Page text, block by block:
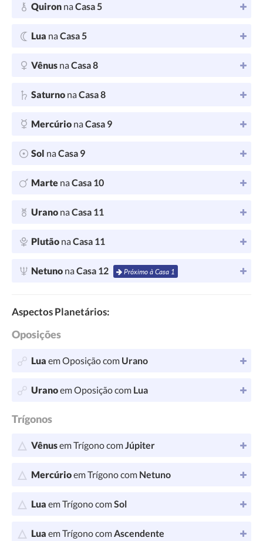
Quiron naCasa 5
Lua naCasa 5
Vênus naCasa 8
Saturno naCasa 8
Mercúrio naCasa 9
Sol naCasa 9
Marte naCasa 10
Urano naCasa 11
Plutão naCasa 11
Netuno naCasa 12 Próximo à Casa 1
Aspectos Planetários:
Oposições
Lua em Oposição com Urano
Uranoem Oposição com Lua
Trígonos
Vênusem Trígono comJúpiter
Mercúrioem Trígono com Netuno
Lua em Trígono comSol
Lua em Trígono comAscendente